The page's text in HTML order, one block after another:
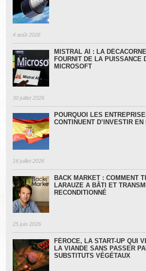
4 août 2026
MISTRAL AI : LA
FOURNIT DE LA PUISSANCE
MICROSOFT
30 juillet 2026
POURQUOI LES
CONTINUENT D’INVESTIR
16 juillet 2026
BACK MARKET : COMMENT
LARAUZE A BÂTI ET
RECONDITIONNÉ
25 juin 2026
FÉROCE, LA START-UP QUI
LA VIANDE SANS PASSER
SUBSTITUTS VÉGÉTAUX